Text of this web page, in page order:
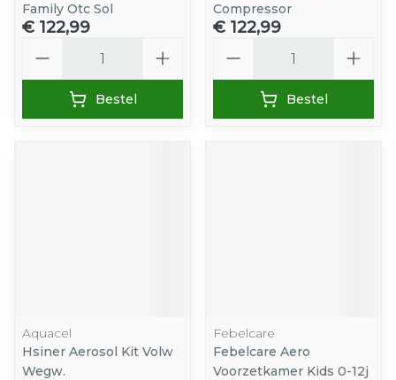
Family Otc Sol
€ 122,99
Bestel
Compressor
€ 122,99
Bestel
Aquacel
Hsiner Aerosol Kit Volw
Wegw.
Febelcare
Febelcare Aero
Voorzetkamer Kids 0-12j